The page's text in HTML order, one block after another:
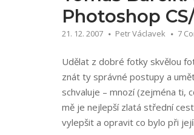
CS2“
Photoshop
21. 12. 2007 Petr Václavek 7
Udělat z dobré fotky skvělou
znát ty správné postupy a
schvaluje – mnozí (zejména ti,
mě je nejlepší zlatá střední
vylepšit a opravit co bylo při